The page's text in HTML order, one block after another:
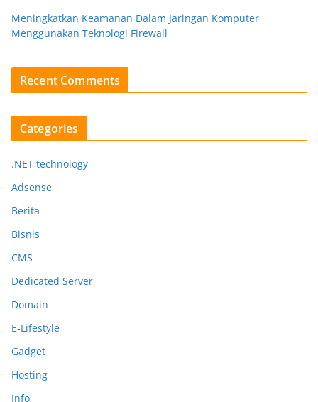
Meningkatkan Keamanan Dalam Jaringan Komputer
Menggunakan Teknologi Firewall
Recent Comments
Categories
.NET technology
Adsense
Berita
Bisnis
CMS
Dedicated Server
Domain
E-Lifestyle
Gadget
Hosting
Info